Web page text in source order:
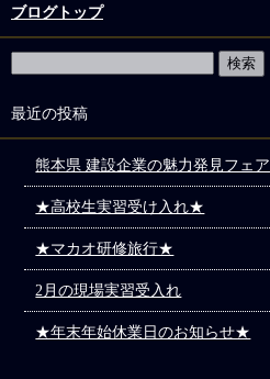
ブログトップ
最近の投稿
熊本県 建設企業の魅力発見フェア
★高校生実習受け入れ★
★マカオ研修旅行★
2月の現場実習受入れ
★年末年始休業日のお知らせ★